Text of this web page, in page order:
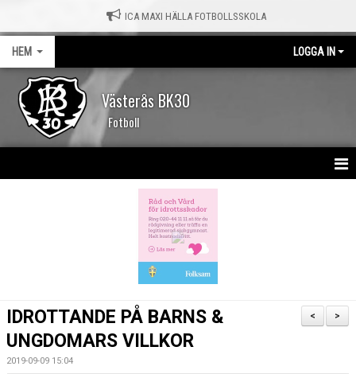
ICA MAXI HÄLLA FOTBOLLSSKOLA
HEM LOGGA IN
Västerås BK30
Fotboll
OM KLUBBEN
>
<
IDROTTANDE PÅ BARNS &
UNGDOMARS VILLKOR
2019-09-09 15:04